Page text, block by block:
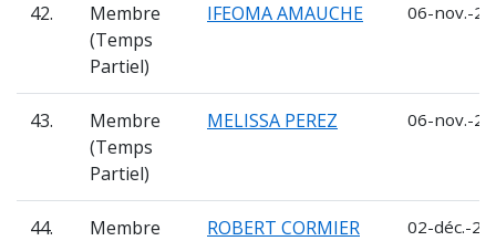
42.
Membre
(Temps
Partiel)
IFEOMA AMAUCHE 06-nov.-
43.
Membre
(Temps
Partiel)
MELISSA PEREZ 06-nov.-
44.
Membre
ROBERT CORMIER 02-déc.-